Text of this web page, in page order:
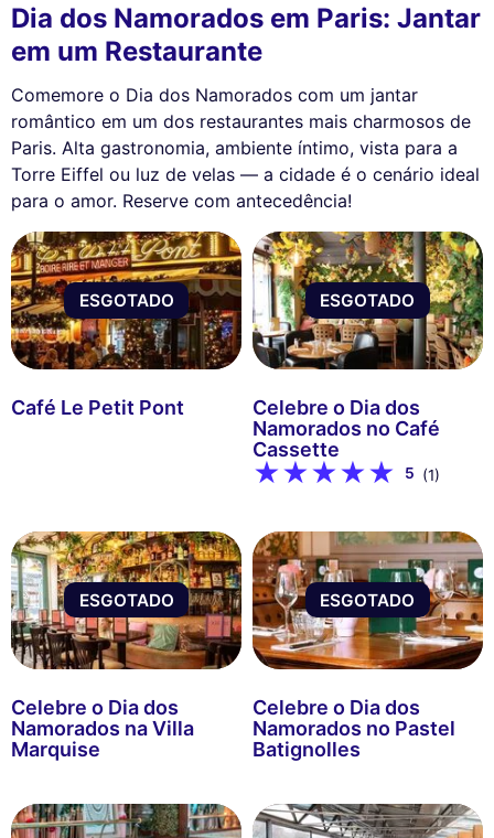
Dia dos Namorados em Paris: Jantar
em um Restaurante
Comemore o Dia dos Namorados com um jantar
romântico em um dos restaurantes mais charmosos de
Paris. Alta gastronomia, ambiente íntimo, vista para a
Torre Eiffel ou luz de velas — a cidade é o cenário ideal
para o amor. Reserve com antecedência!
ESGOTADO
Café Le Petit Pont
ESGOTADO
Celebre o Dia dos
Namorados no Café
Cassette
5 (1)
ESGOTADO
Celebre o Dia dos
Namorados na Villa
Marquise
ESGOTADO
Celebre o Dia dos
Namorados no Pastel
Batignolles